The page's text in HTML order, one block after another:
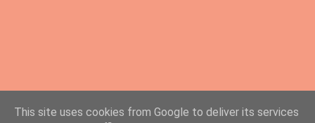
This site uses cookies from Google to deliver its services